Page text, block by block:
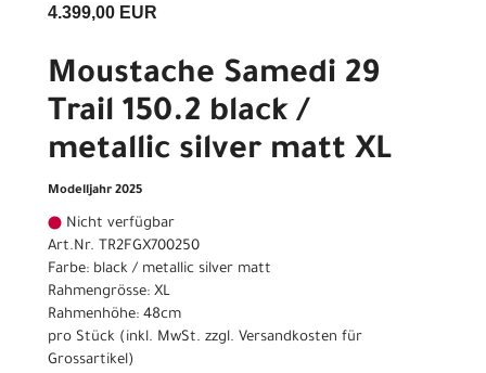
4.399,00 EUR
Moustache Samedi 29
Trail 150.2 black /
metallic silver matt XL
Modelljahr 2025
Nicht verfügbar
Art.Nr. TR2FGX700250
Farbe: black / metallic silver matt
Rahmengrösse: XL
Rahmenhöhe: 48cm
pro Stück (inkl. MwSt. zzgl. Versandkosten für
Grossartikel)